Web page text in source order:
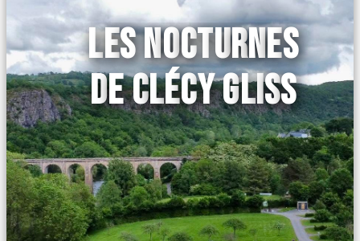
LES NOCTURNES
DE CLÉCY GLISS